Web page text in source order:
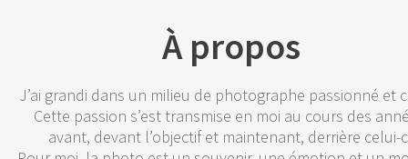
À propos
J’ai grandi dans un milieu de photographe passionné et
Cette passion s’est transmise en moi au cours des
avant, devant l’objectif et maintenant, derrière celui-